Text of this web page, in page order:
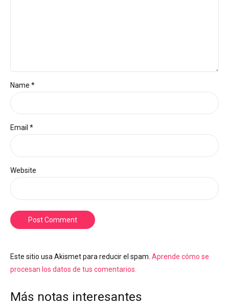
Name *
Email *
Website
Post Comment
Este sitio usa Akismet para reducir el spam. Aprende cómo se
procesan los datos de tus comentarios.
Más notas interesantes